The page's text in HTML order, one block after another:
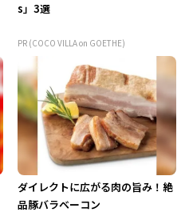
s」3選
PR (COCO VILLA on GOETHE)
ダイレクトに広がる肉の旨み！絶
品豚バラベーコン